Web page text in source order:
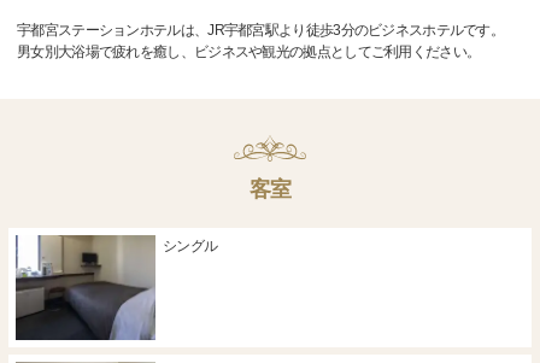
宇都宮ステーションホテルは、JR宇都宮駅より徒歩3分のビジネスホテルです。
男女別大浴場で疲れを癒し、ビジネスや観光の拠点としてご利用ください。
客室
シングル